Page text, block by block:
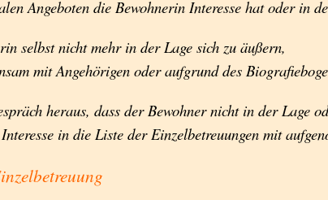
Angeboten die Bewohnerin Interesse hat oder in
selbst nicht mehr in der Lage sich zu äußern,
mit Angehörigen oder aufgrund des
heraus, dass der Bewohner nicht in der Lage
in die Liste der Einzelbetreuungen mit